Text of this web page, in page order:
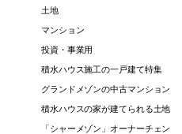
土地
マンション
投資・事業用
積水ハウス施工の一戸建て特集
グランドメゾンの中古マンション
積水ハウスの家が建てられる土地
「シャーメゾン」オーナーチェン